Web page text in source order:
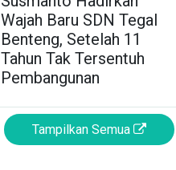
Wajah Baru SDN Tegal
Benteng, Setelah 11
Tahun Tak Tersentuh
Pembangunan
Tampilkan Semua